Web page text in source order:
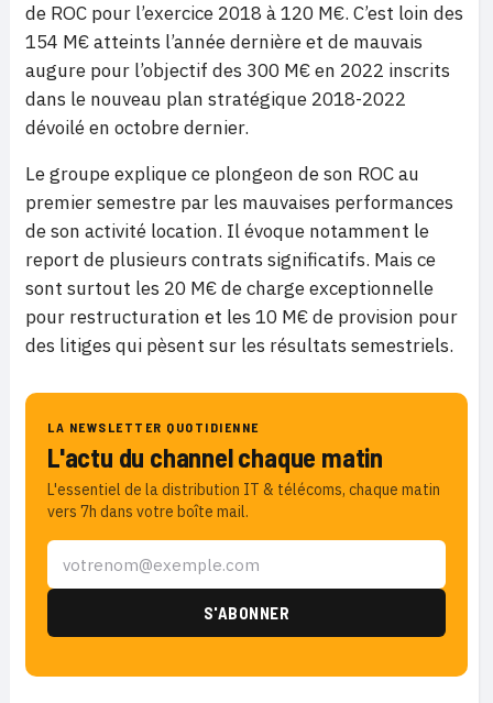
de ROC pour l’exercice 2018 à 120 M€. C’est loin des
154 M€ atteints l’année dernière et de mauvais
augure pour l’objectif des 300 M€ en 2022 inscrits
dans le nouveau plan stratégique 2018-2022
dévoilé en octobre dernier.
Le groupe explique ce plongeon de son ROC au
premier semestre par les mauvaises performances
de son activité location. Il évoque notamment le
report de plusieurs contrats significatifs. Mais ce
sont surtout les 20 M€ de charge exceptionnelle
pour restructuration et les 10 M€ de provision pour
des litiges qui pèsent sur les résultats semestriels.
LA NEWSLETTER QUOTIDIENNE
L'actu du channel chaque matin
L'essentiel de la distribution IT & télécoms, chaque matin
vers 7h dans votre boîte mail.